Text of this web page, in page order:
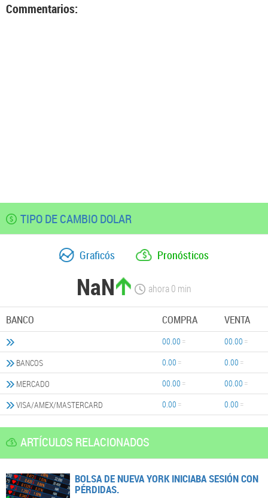
Commentarios:
TIPO DE CAMBIO DOLAR
Graficós Pronósticos
NaN ahora0 min
BANCO COMPRA VENTA
00.00
00.00
BANCOS
0.00
0.00
MERCADO
00.00
00.00
VISA/AMEX/MASTERCARD
0.00 0.00
ARTÍCULOS RELACIONADOS
BOLSA DE NUEVA YORK INICIABA SESIÓN CON
PÉRDIDAS.